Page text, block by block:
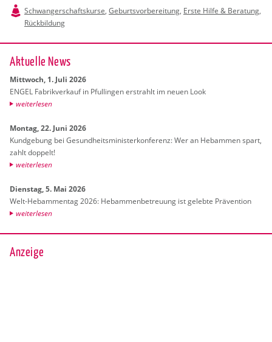
Schwangerschaftskurse, Geburtsvorbereitung, Erste Hilfe & Beratung,
Rückbildung
Ak­tu­el­le News
Mitt­woch, 1. Juli 2026
ENGEL Fa­brik­ver­kauf in Pful­lin­gen er­strahlt im neuen Look
wei­ter­le­sen
Mon­tag, 22. Juni 2026
Kund­ge­bung bei Ge­sund­heits­mi­nis­ter­kon­fe­renz: Wer an Heb­am­men spart,
zahlt dop­pelt!
wei­ter­le­sen
Diens­tag, 5. Mai 2026
Welt-Heb­am­men­tag 2026: Heb­am­men­be­treu­ung ist ge­leb­te Prä­ven­ti­on
wei­ter­le­sen
Anzeige